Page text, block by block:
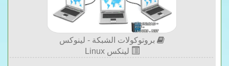
بروتوكولات الشبكة - لينوكس
لينكس Linux